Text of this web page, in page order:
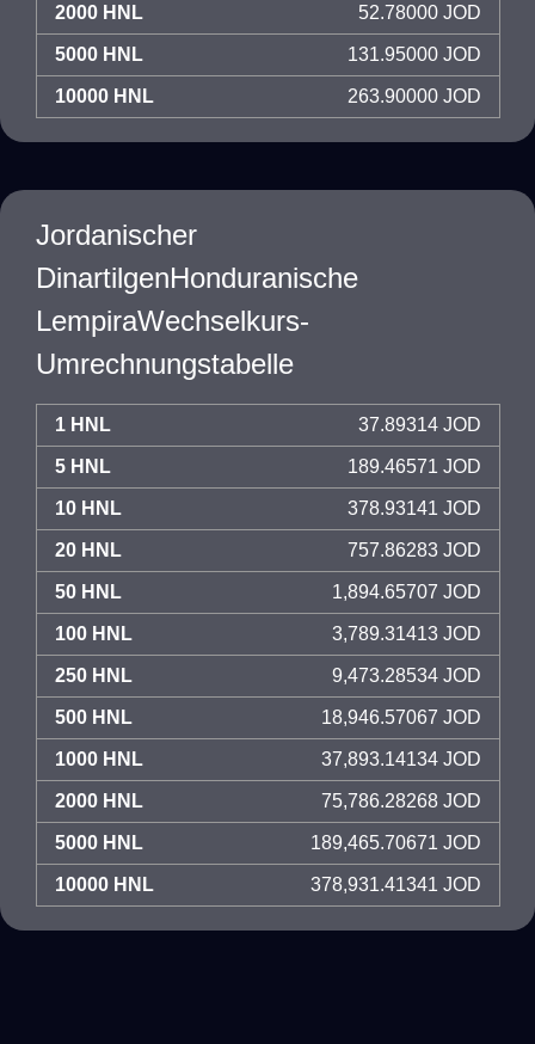
2000 HNL 52.78000 JOD
5000 HNL 131.95000 JOD
10000 HNL 263.90000 JOD
Jordanischer
DinartilgenHonduranische
LempiraWechselkurs-
Umrechnungstabelle
1 HNL 37.89314 JOD
5 HNL 189.46571 JOD
10 HNL 378.93141 JOD
20 HNL 757.86283 JOD
50 HNL 1,894.65707 JOD
100 HNL 3,789.31413 JOD
250 HNL 9,473.28534 JOD
500 HNL 18,946.57067 JOD
1000 HNL 37,893.14134 JOD
2000 HNL 75,786.28268 JOD
5000 HNL 189,465.70671 JOD
10000 HNL 378,931.41341 JOD